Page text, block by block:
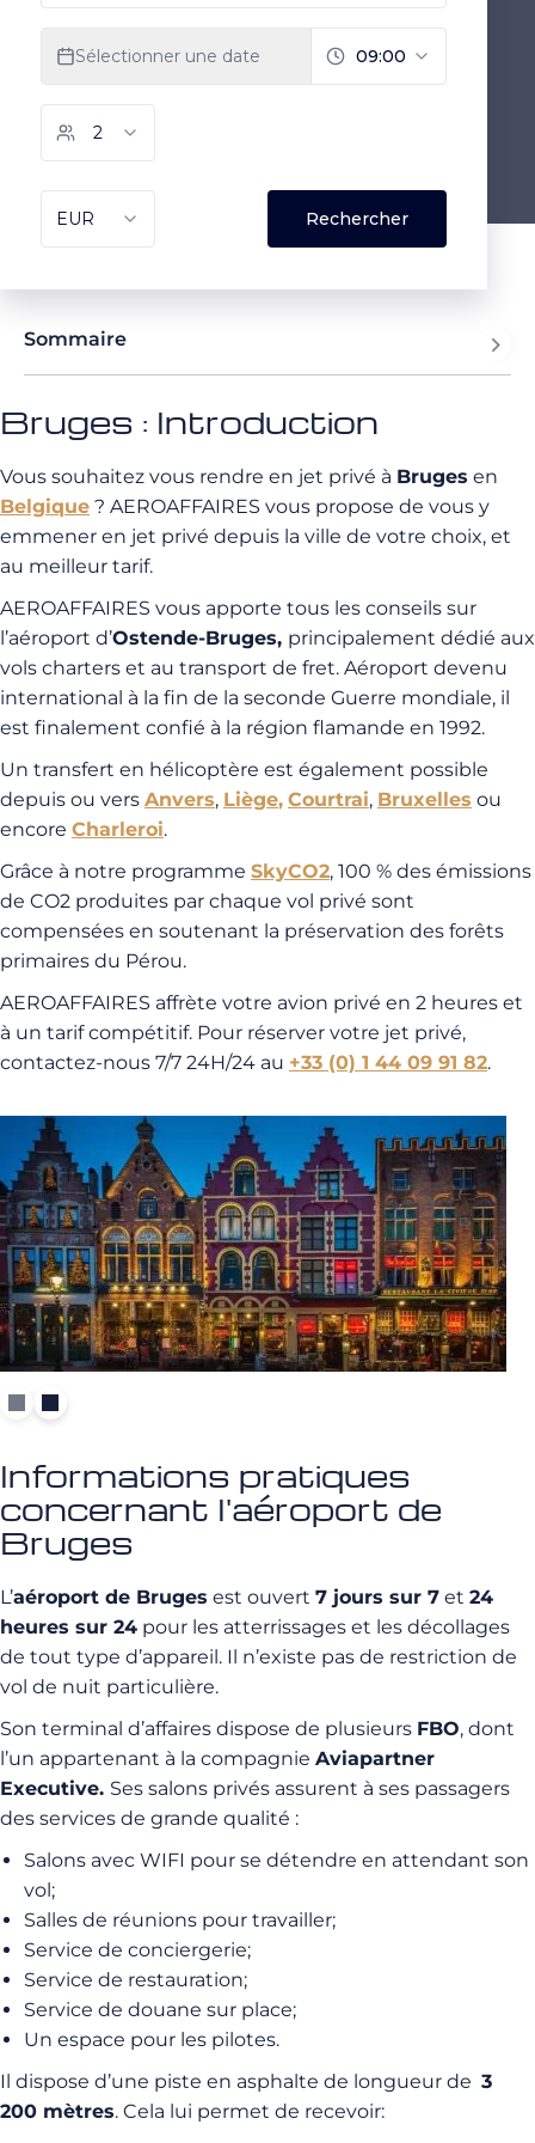
Sommaire
Bruges : Introduction
Vous souhaitez vous rendre en jet privé à Bruges en
Belgique ? AEROAFFAIRES vous propose de vous y
emmener en jet privé depuis la ville de votre choix, et
au meilleur tarif.
AEROAFFAIRES vous apporte tous les conseils sur
l’aéroport d’Ostende-Bruges, principalement dédié aux
vols charters et au transport de fret. Aéroport devenu
international à la fin de la seconde Guerre mondiale, il
est finalement confié à la région flamande en 1992.
Un transfert en hélicoptère est également possible
depuis ou vers Anvers, Liège, Courtrai, Bruxelles ou
encore Charleroi.
Grâce à notre programme SkyCO2, 100 % des émissions
de CO2 produites par chaque vol privé sont
compensées en soutenant la préservation des forêts
primaires du Pérou.
AEROAFFAIRES affrète votre avion privé en 2 heures et
à un tarif compétitif. Pour réserver votre jet privé,
contactez-nous 7/7 24H/24 au +33 (0) 1 44 09 91 82.
Informations pratiques
concernant l'aéroport de
Bruges
L’aéroport de Bruges est ouvert 7 jours sur 7 et 24
heures sur 24 pour les atterrissages et les décollages
de tout type d’appareil. Il n’existe pas de restriction de
vol de nuit particulière.
Son terminal d’affaires dispose de plusieurs FBO, dont
l’un appartenant à la compagnie Aviapartner
Executive. Ses salons privés assurent à ses passagers
des services de grande qualité :
Salons avec WIFI pour se détendre en attendant son
vol;
Salles de réunions pour travailler;
Service de conciergerie;
Service de restauration;
Service de douane sur place;
Un espace pour les pilotes.
Il dispose d’une piste en asphalte de longueur de 3
200 mètres. Cela lui permet de recevoir: